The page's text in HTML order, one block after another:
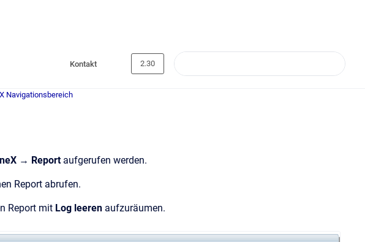
Kontakt 2.30
Navigationsbereich
→ Report aufgerufen werden.
Report abrufen.
Report mit Log leeren aufzuräumen.